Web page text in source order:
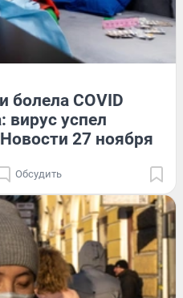
болела COVID
вирус успел
27 ноября
Обсудить